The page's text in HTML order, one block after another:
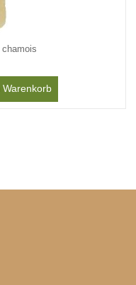
chamois
Warenkorb